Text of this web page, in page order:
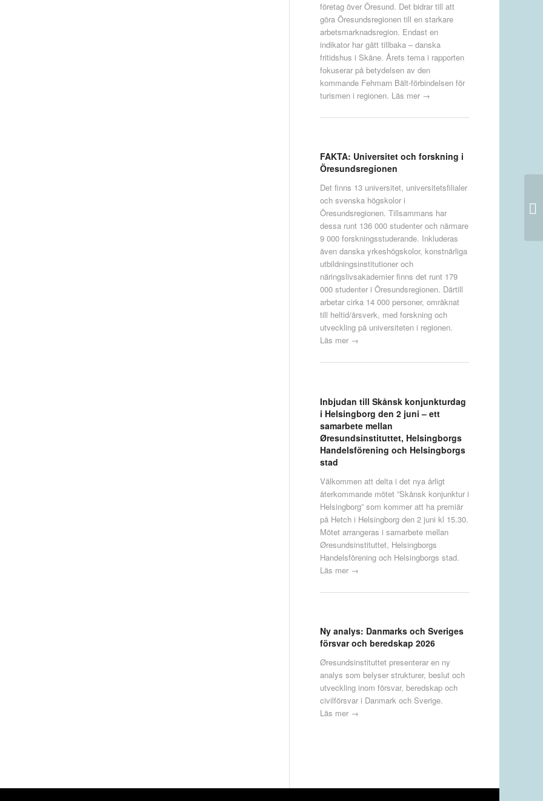
företag över Öresund. Det bidrar till att
göra Öresundsregionen till en starkare
arbetsmarknadsregion. Endast en
indikator har gått tillbaka – danska
fritidshus i Skåne. Årets tema i rapporten
fokuserar på betydelsen av den
kommande Fehmarn Bält-förbindelsen för
turismen i regionen. Läs mer →
FAKTA: Universitet och forskning i
Öresundsregionen
Det finns 13 universitet, universitetsfilialer
och svenska högskolor i
Öresundsregionen. Tillsammans har
dessa runt 136 000 studenter och närmare
9 000 forskningsstuderande. Inkluderas
även danska yrkeshögskolor, konstnärliga
utbildningsinstitutioner och
näringslivsakademier finns det runt 179
000 studenter i Öresundsregionen. Därtill
arbetar cirka 14 000 personer, omräknat
till heltid/årsverk, med forskning och
utveckling på universiteten i regionen.
Läs mer →
Inbjudan till Skånsk konjunkturdag
i Helsingborg den 2 juni – ett
samarbete mellan
Øresundsinstituttet, Helsingborgs
Handelsförening och Helsingborgs
stad
Välkommen att delta i det nya årligt
återkommande mötet ”Skånsk konjunktur i
Helsingborg” som kommer att ha premiär
på Hetch i Helsingborg den 2 juni kl 15.30.
Mötet arrangeras i samarbete mellan
Øresundsinstituttet, Helsingborgs
Handelsförening och Helsingborgs stad.
Läs mer →
Ny analys: Danmarks och Sveriges
försvar och beredskap 2026
Øresundsinstituttet presenterar en ny
analys som belyser strukturer, beslut och
utveckling inom försvar, beredskap och
civilförsvar i Danmark och Sverige.
Läs mer →